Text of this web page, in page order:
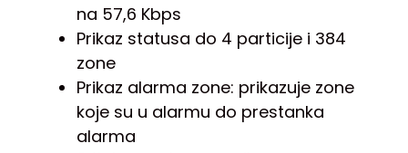
na 57,6 Kbps
Prikaz statusa do 4 particije i 384
zone
Prikaz alarma zone: prikazuje zone
koje su u alarmu do prestanka
alarma